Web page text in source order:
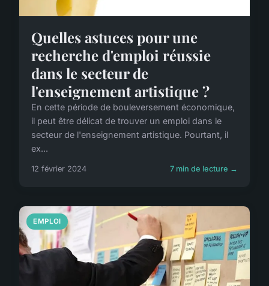
Quelles astuces pour une
recherche d'emploi réussie
dans le secteur de
l'enseignement artistique ?
En cette période de bouleversement économique,
il peut être délicat de trouver un emploi dans le
secteur de l'enseignement artistique. Pourtant, il
ex...
12 février 2024 7 min de lecture →
EMPLOI